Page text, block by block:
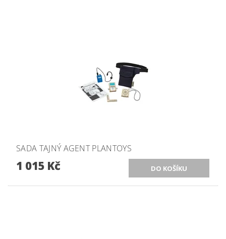
SADA TAJNÝ AGENT PLANTOYS
1 015 Kč